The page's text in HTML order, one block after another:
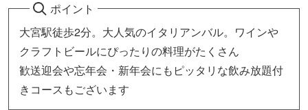
ポイント
大宮駅徒歩2分。大人気のイタリアンバル。ワインや
クラフトビールにぴったりの料理がたくさん
歓送迎会や忘年会・新年会にもピッタリな飲み放題付
きコースもございます